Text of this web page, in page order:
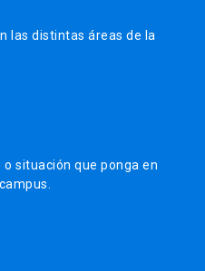
las distintas áreas de la
situación que ponga en